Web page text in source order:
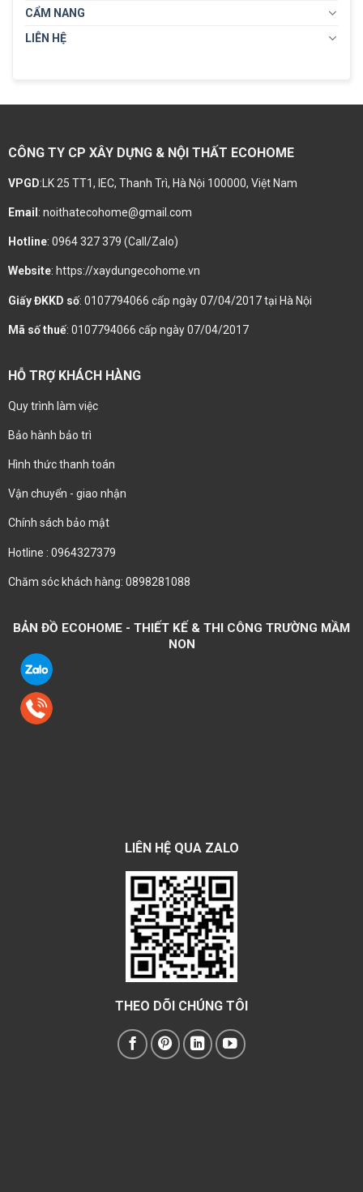
CẨM NANG
LIÊN HỆ
CÔNG TY CP XÂY DỰNG & NỘI THẤT ECOHOME
VPGD:LK 25 TT1, IEC, Thanh Trì, Hà Nội 100000, Việt Nam
Email : noithatecohome@gmail.com
Hotline: 0964 327 379 (Call/Zalo)
Website: https://xaydungecohome.vn
Giấy ĐKKD số: 0107794066 cấp ngày 07/04/2017 tại Hà Nội
Mã số thuế: 0107794066 cấp ngày 07/04/2017
HỖ TRỢ KHÁCH HÀNG
Quy trình làm việc
Bảo hành bảo trì
Hình thức thanh toán
Vận chuyển - giao nhận
Chính sách bảo mật
Hotline : 0964327379
Chăm sóc khách hàng: 0898281088
BẢN ĐỒ ECOHOME - THIẾT KẾ & THI CÔNG TRƯỜNG MẦM
NON
LIÊN HỆ QUA ZALO
THEO DÕI CHÚNG TÔI